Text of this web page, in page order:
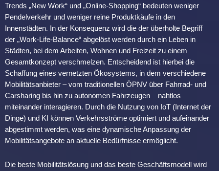
Trends „New Work“ und „Online-Shopping“ bedeuten weniger
Pendelverkehr und weniger reine Produktkäufe in den
Innenstädten. In der Konsequenz wird die der überholte Begriff
der „Work-Life-Balance“ abgelöst werden durch ein Leben in
Städten, bei dem Arbeiten, Wohnen und Freizeit zu einem
Gesamtkonzept verschmelzen. Entscheidend ist hierbei die
Schaffung eines vernetzten Ökosystems, in dem verschiedene
Mobilitätsanbieter – vom traditionellen ÖPNV über Fahrrad- und
Carsharing bis hin zu autonomen Fahrzeugen – nahtlos
miteinander interagieren. Durch die Nutzung von IoT (Internet der
Dinge) und KI können Verkehrsströme optimiert und aufeinander
abgestimmt werden, was eine dynamische Anpassung der
Mobilitätsangebote an aktuelle Bedürfnisse ermöglicht.
Die beste Mobilitätslösung und das beste Geschäftsmodell wird